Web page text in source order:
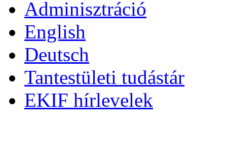
Adminisztráció
English
Deutsch
Tantestületi tudástár
EKIF hírlevelek